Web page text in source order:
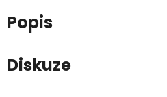
Popis
Diskuze